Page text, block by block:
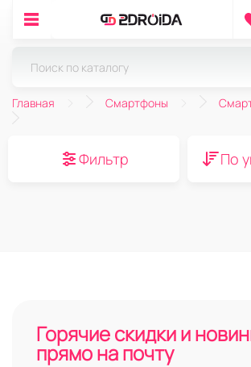
Главная Смартфоны
Фильтр По
Горячие скидки и
прямо на почту